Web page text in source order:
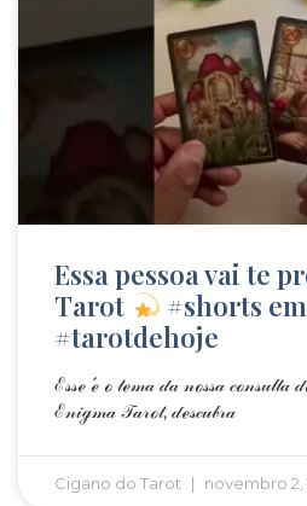
Essa pessoa vai te
Tarot
#shorts
#tarotdehoje
ℰ𝓈𝓈ℯ ℯ́ ℴ 𝓉ℯ𝓂𝒶 𝒹𝒶 𝓃ℴ𝓈𝓈𝒶 𝒸ℴ𝓃𝓈𝓊𝓁𝓉𝒶
ℰ𝓃𝒾ℊ𝓂𝒶 𝒯𝒶𝓇ℴ𝓉, 𝒹ℯ𝓈𝒸𝓊𝒷𝓇𝒶
Cigano do Tarot novembro 2,